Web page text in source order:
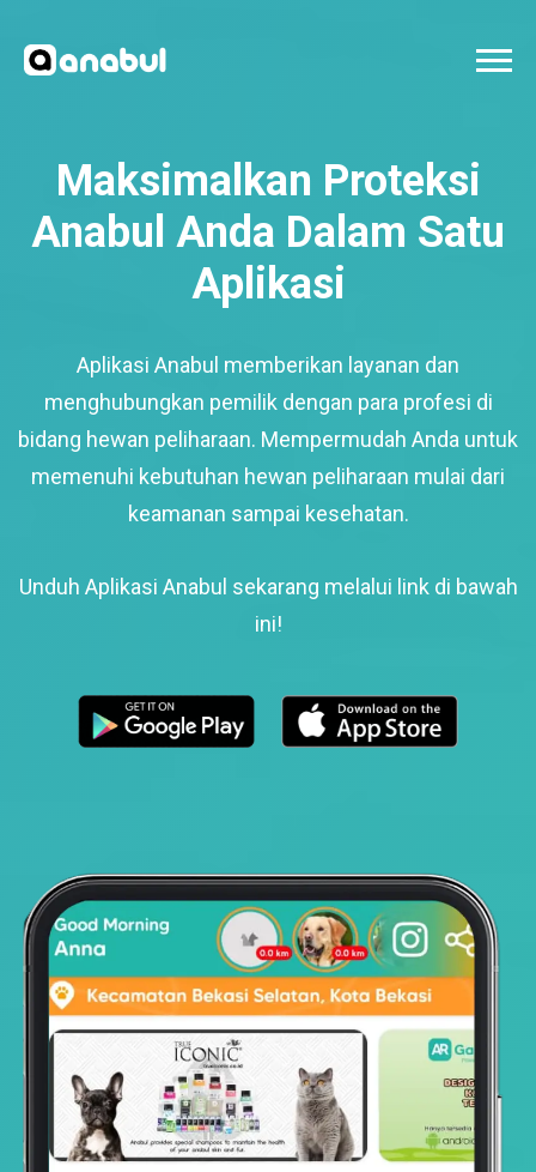
Maksimalkan Proteksi
Anabul Anda Dalam Satu
Aplikasi
Aplikasi Anabul memberikan layanan dan
menghubungkan pemilik dengan para profesi di
bidang hewan peliharaan. Mempermudah Anda untuk
memenuhi kebutuhan hewan peliharaan mulai dari
keamanan sampai kesehatan.
Unduh Aplikasi Anabul sekarang melalui link di bawah
ini!